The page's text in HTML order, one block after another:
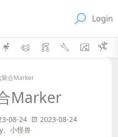
Login
聚合Marker
Marker
08-24
2023-08-24
、小怪兽